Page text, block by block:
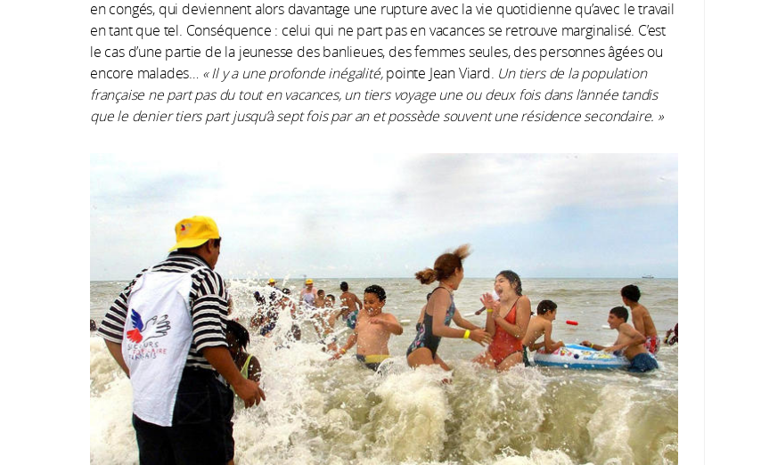
en congés, qui deviennent alors davantage une rupture avec la vie quotidienne qu’avec le travail
en tant que tel. Conséquence : celui qui ne part pas en vacances se retrouve marginalisé. C’est
le cas d’une partie de la jeunesse des banlieues, des femmes seules, des personnes âgées ou
encore malades… « Il y a une profonde inégalité,pointe Jean Viard. Un tiers de la population
française ne part pas du tout en vacances, un tiers voyage une ou deux fois dans l’année tandis
que le denier tiers part jusqu’à sept fois par an et possède souvent une résidence secondaire. »